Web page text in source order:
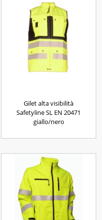
Gilet alta visibilità
Safetyline SL EN 20471
giallo/nero